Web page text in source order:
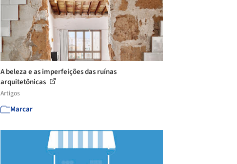
A beleza e as imperfeições das ruínas
arquitetônicas
Artigos
Marcar